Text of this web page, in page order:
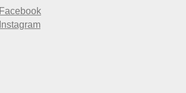
Facebook
Instagram